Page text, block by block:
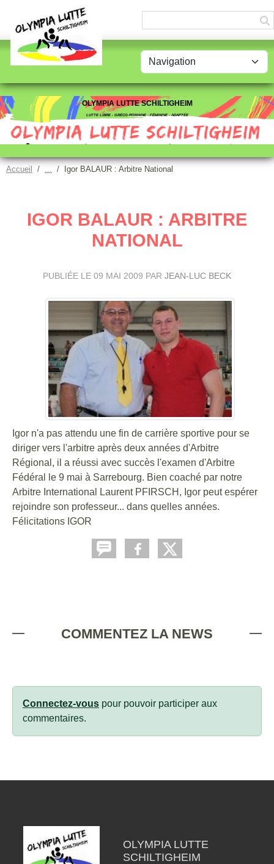
OLYMPIA LUTTE SCHILTIGHEIM
LUTTE LIBRE - GRÉCO-ROMAINE - FÉMININE - ADAPTÉE
Accueil Igor BALAUR : Arbitre National
IGOR BALAUR : ARBITRE
NATIONAL
PUBLIÉE LE 09 MAI 2009 PAR JEAN-LUC BECK
Igor n'a pas attendu une fin de carrière sportive pour se
diriger vers l'arbitre après deux années d'Arbitre
Régional, il a réussi avec succès l'examen d'Arbitre
Fédéral le 9 mai à Sarrebourg. Bien coaché par notre
Arbitre International Laurent PFIRSCH, Igor peut espérer
rejoindre son professeur... dans quelles années.
Félicitations IGOR
COMMENTEZ LA NEWS
Connectez-vous pour pouvoir participer aux
commentaires.
OLYMPIA LUTTE
SCHILTIGHEIM
Panneau de gestion des cookies